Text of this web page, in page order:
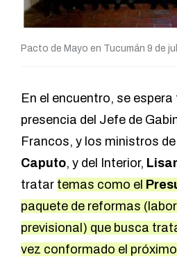
Pacto de Mayo en Tucumán 9 de
En el encuentro, se
presencia del Jefe de
Francos, y los ministros
Caputo, y del Interior,
tratar temas como el
paquete de reformas
previsional) que busca
vez conformado el próximo